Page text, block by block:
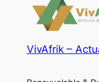
VivAfrik –